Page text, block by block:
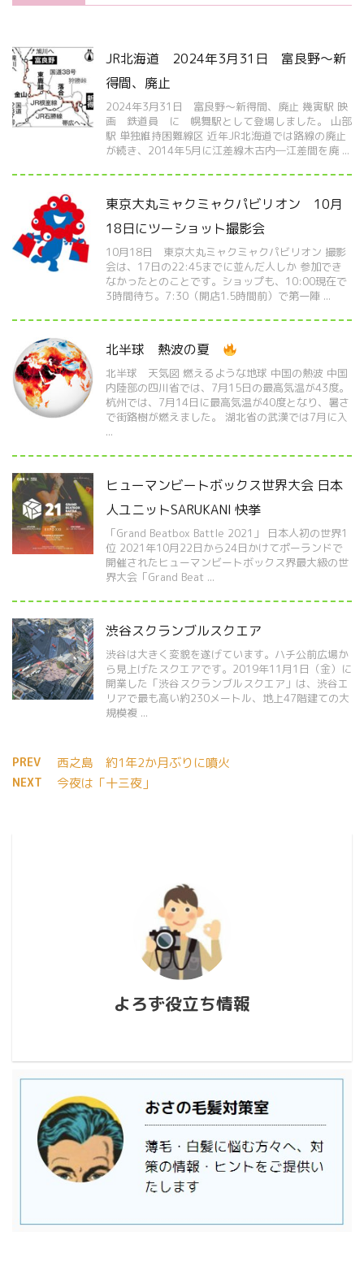
JR北海道 2024年3月31日 富良野～新
得間、廃止
2024年3月31日 富良野～新得間、廃止 幾寅駅 映
画 鉄道員 に 幌舞駅として登場しました。 山部
駅 単独維持困難線区 近年JR北海道では路線の廃止
が続き、2014年5月に江差線木古内―江差間を廃 ...
東京大丸ミャクミャクパビリオン 10月
18日にツーショット撮影会
10月18日 東京大丸ミャクミャクパビリオン 撮影
会は、17日の22:45までに並んだ人しか 参加でき
なかったとのことです。ショップも、10:00現在で
3時間待ち。7:30（開店1.5時間前）で第一陣 ...
北半球 熱波の夏
北半球 天気図 燃えるような地球 中国の熱波 中国
内陸部の四川省では、7月15日の最高気温が43度。
杭州では、7月14日に最高気温が40度となり、暑さ
で街路樹が燃えました。 湖北省の武漢では7月に入
...
ヒューマンビートボックス世界大会 日本
人ユニットSARUKANI 快挙
「Grand Beatbox Battle 2021」 日本人初の世界1
位 2021年10月22日から24日かけてポーランドで
開催されたヒューマンビートボックス界最大級の世
界大会「Grand Beat ...
渋谷スクランブルスクエア
渋谷は大きく変貌を遂げています。ハチ公前広場か
ら見上げたスクエアです。2019年11月1日（金）に
開業した「渋谷スクランブルスクエア」は、渋谷エ
リアで最も高い約230メートル、地上47階建ての大
規模複 ...
PREV 西之島 約1年2か月ぶりに噴火
NEXT 今夜は「十三夜」
よろず役立ち情報